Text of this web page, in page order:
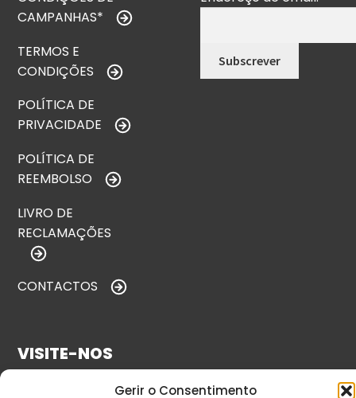
Gerir o Consentimento
CAMPANHAS*
TERMOS E
CONDIÇÕES
POLÍTICA DE
PRIVACIDADE
POLÍTICA DE
REEMBOLSO
LIVRO DE
RECLAMAÇÕES
CONTACTOS
VISITE-NOS